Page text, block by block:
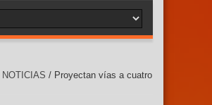
NOTICIAS / Proyectan vías a cuatro